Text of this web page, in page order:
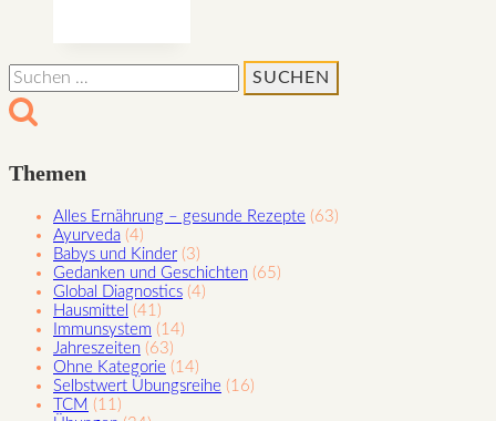
Gefühle
Suchen
nach:
Themen
Alles Ernährung – gesunde Rezepte (63)
Ayurveda (4)
Babys und Kinder (3)
Gedanken und Geschichten (65)
Global Diagnostics (4)
Hausmittel (41)
Immunsystem (14)
Jahreszeiten (63)
Ohne Kategorie (14)
Selbstwert Übungsreihe (16)
TCM (11)